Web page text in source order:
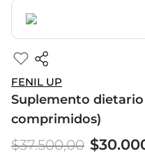
FENIL UP
Suplemento
comprimidos)
$37.500,00 $30.